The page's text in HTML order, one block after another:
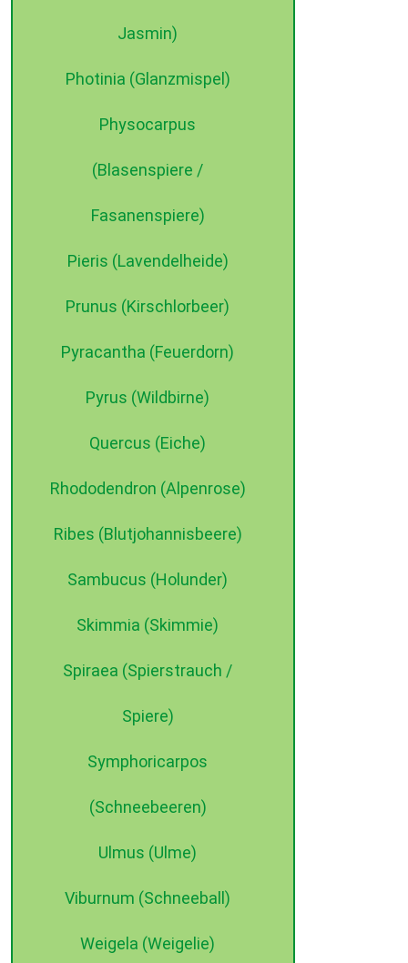
Jasmin)
Photinia (Glanzmispel)
Physocarpus
(Blasenspiere /
Fasanenspiere)
Pieris (Lavendelheide)
Prunus (Kirschlorbeer)
Pyracantha (Feuerdorn)
Pyrus (Wildbirne)
Quercus (Eiche)
Rhododendron (Alpenrose)
Ribes (Blutjohannisbeere)
Sambucus (Holunder)
Skimmia (Skimmie)
Spiraea (Spierstrauch /
Spiere)
Symphoricarpos
(Schneebeeren)
Ulmus (Ulme)
Viburnum (Schneeball)
Weigela (Weigelie)